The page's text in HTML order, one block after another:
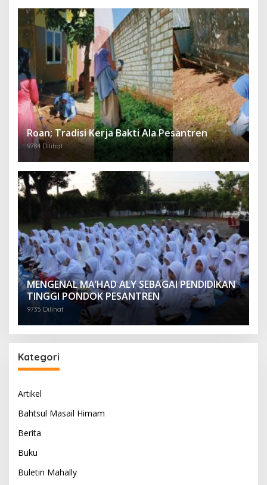
Roan; Tradisi Kerja Bakti Ala Pesantren
9784 Dilihat
MENGENAL MA’HAD ALY SEBAGAI PENDIDIKAN
TINGGI PONDOK PESANTREN
9735 Dilihat
Kategori
Artikel
Bahtsul Masail Himam
Berita
Buku
Buletin Mahally